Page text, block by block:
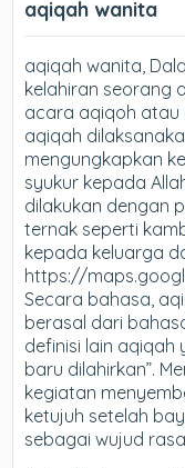
aqiqah wanita
aqiqah wanita,
kelahiran seorang
acara aqiqoh atau
aqiqah
mengungkapkan
syukur kepada
dilakukan dengan
ternak seperti
kepada keluarga
https://
Secara bahasa,
berasal dari
definisi lain aqiqah
baru dilahirkan”.
kegiatan
ketujuh setelah
sebagai wujud